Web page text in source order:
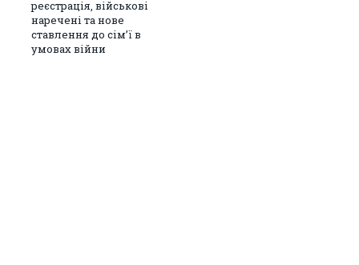
реєстрація, військові
наречені та нове
ставлення до сім’ї в
умовах війни